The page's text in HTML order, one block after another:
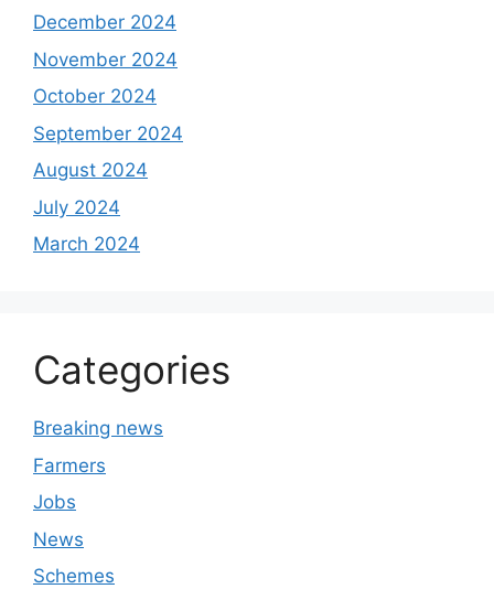
December 2024
November 2024
October 2024
September 2024
August 2024
July 2024
March 2024
Categories
Breaking news
Farmers
Jobs
News
Schemes